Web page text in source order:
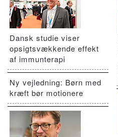
Dansk studie viser
opsigtsvækkende effekt
af immunterapi
Ny vejledning: Børn med
kræft bør motionere